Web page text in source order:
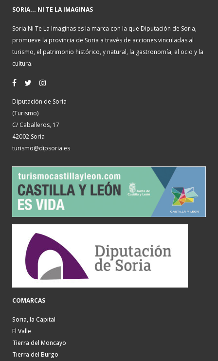
SORIA... NI TE LA IMAGINAS
Soria Ni Te La Imaginas es la marca con la que Diputación de Soria,
promueve la provincia de Soria a través de acciones vinculadas al
turismo, el patrimonio histórico, y natural, la gastronomía, el ocio y la
cultura.
Diputación de Soria
(Turismo)
C/ Caballeros, 17
42002 Soria
turismo@dipsoria.es
COMARCAS
Soria, la Capital
El Valle
Tierra del Moncayo
Tierra del Burgo